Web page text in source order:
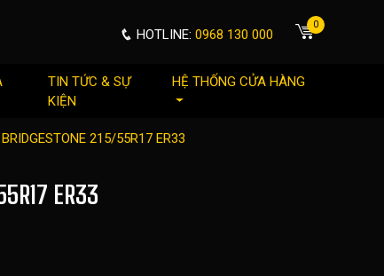
HOTLINE: 0968 130 000
0
TIN TỨC & SỰ
KIỆN
HỆ THỐNG CỬA HÀNG
215/55R17 ER33
ER33